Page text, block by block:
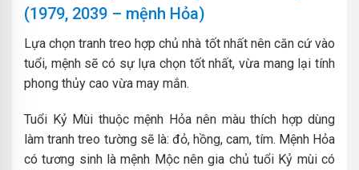
(1979, 2039 – mệnh Hỏa)
Lựa chọn tranh treo hợp chủ nhà tốt nhất nên căn cứ vào
tuổi, mệnh sẽ có sự lựa chọn tốt nhất, vừa mang lại tính
phong thủy cao vừa may mắn.
Tuổi Kỷ Mùi thuộc mệnh Hỏa nên màu thích hợp dùng
làm tranh treo tường sẽ là: đỏ, hồng, cam, tím. Mệnh Hỏa
có tương sinh là mệnh Mộc nên gia chủ tuổi Kỷ mùi có